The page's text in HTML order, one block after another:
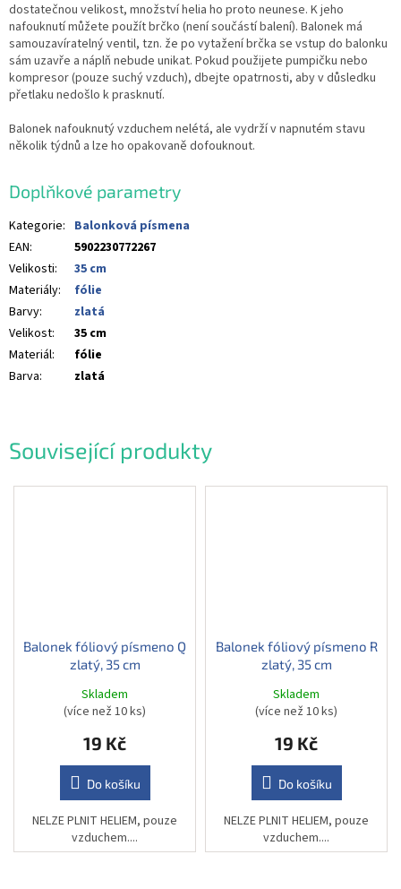
Související produkty
Balonek fóliový písmeno Q
zlatý, 35 cm
Skladem
(více než 10 ks)
19 Kč
Do košíku
NELZE PLNIT HELIEM, pouze
vzduchem....
Balonek fóliový písmeno R
zlatý, 35 cm
Skladem
(více než 10 ks)
19 Kč
Do košíku
NELZE PLNIT HELIEM, pouze
vzduchem....
dostatečnou velikost, množství helia ho proto neunese. K jeho
nafouknutí můžete použít brčko (není součástí balení). Balonek má
samouzavíratelný ventil, tzn. že po vytažení brčka se vstup do balonku
sám uzavře a náplň nebude unikat. Pokud použijete pumpičku nebo
kompresor (pouze suchý vzduch), dbejte opatrnosti, aby v důsledku
přetlaku nedošlo k prasknutí.
Balonek nafouknutý vzduchem nelétá, ale vydrží v napnutém stavu
několik týdnů a lze ho opakovaně dofouknout.
Doplňkové parametry
Kategorie: Balonková písmena
EAN:
5902230772267
Velikosti:
35 cm
Materiály:
fólie
Barvy:
zlatá
Velikost:
35 cm
Materiál:
fólie
Barva: zlatá